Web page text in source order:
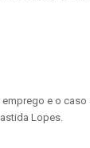
e o
Lopes.